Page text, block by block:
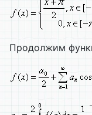
Продолжим